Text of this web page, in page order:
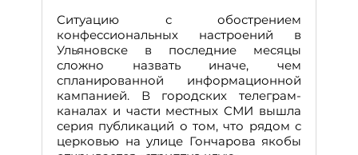
Ситуацию с обострением
конфессиональных настроений в
Ульяновске в последние месяцы
сложно назвать иначе, чем
спланированной информационной
кампанией. В городских телеграм-
каналах и части местных СМИ вышла
серия публикаций о том, что рядом с
церковью на улице Гончарова якобы